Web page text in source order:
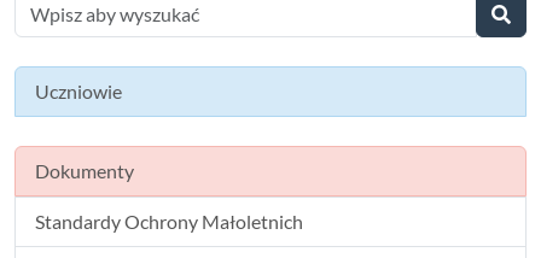
Uczniowie
Dokumenty
Standardy Ochrony Małoletnich